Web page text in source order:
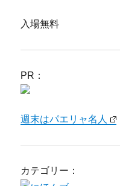
入場無料
PR：
週末はパエリャ名人
カテゴリー：